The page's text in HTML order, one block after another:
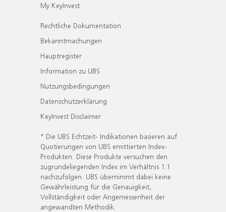
My KeyInvest
Rechtliche Dokumentation
Bekanntmachungen
Hauptregister
Information zu UBS
Nutzungsbedingungen
Datenschutzerklärung
KeyInvest Disclaimer
* Die UBS Echtzeit- Indikationen basieren auf
Quotierungen von UBS emittierten Index-
Produkten. Diese Produkte versuchen den
zugrundeliegenden Index im Verhältnis 1:1
nachzufolgen. UBS übernimmt dabei keine
Gewährleistung für die Genauigkeit,
Vollständigkeit oder Angemessenheit der
angewandten Methodik.